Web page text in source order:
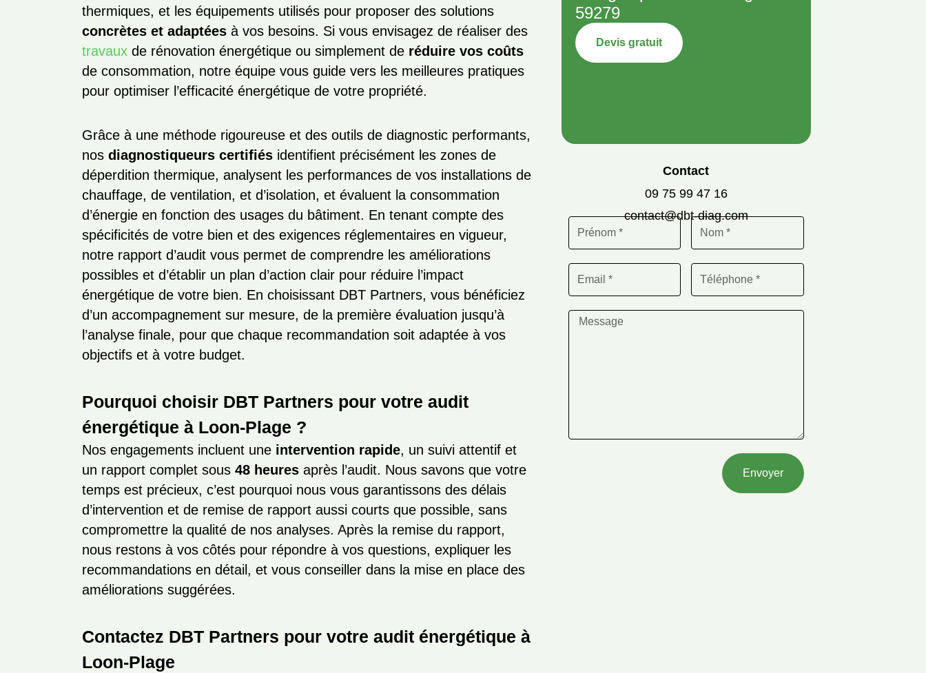
thermiques, et les équipements utilisés pour proposer des solutions
concrètes et adaptées à vos besoins. Si vous envisagez de réaliser des
travaux de rénovation énergétique ou simplement de réduire vos coûts
de consommation, notre équipe vous guide vers les meilleures pratiques
pour optimiser l’efficacité énergétique de votre propriété.
Grâce à une méthode rigoureuse et des outils de diagnostic performants,
nosdiagnostiqueurs certifiés identifient précisément les zones de
déperdition thermique, analysent les performances de vos installations de
chauffage, de ventilation, et d’isolation, et évaluent la consommation
d’énergie en fonction des usages du bâtiment. En tenant compte des
spécificités de votre bien et des exigences réglementaires en vigueur,
notre rapport d’audit vous permet de comprendre les améliorations
possibles et d’établir un plan d’action clair pour réduire l’impact
énergétique de votre bien. En choisissant DBT Partners, vous bénéficiez
d’un accompagnement sur mesure, de la première évaluation jusqu’à
l’analyse finale, pour que chaque recommandation soit adaptée à vos
objectifs et à votre budget.
Pourquoi choisir DBT Partners pour votre audit
énergétique à Loon-Plage ?
Nos engagements incluent une intervention rapide, un suivi attentif et
un rapport complet sous48 heures après l’audit. Nous savons que votre
temps est précieux, c’est pourquoi nous vous garantissons des délais
d’intervention et de remise de rapport aussi courts que possible, sans
compromettre la qualité de nos analyses. Après la remise du rapport,
nous restons à vos côtés pour répondre à vos questions, expliquer les
recommandations en détail, et vous conseiller dans la mise en place des
améliorations suggérées.
Contactez DBT Partners pour votre audit énergétique à
Loon-Plage
59279
Devis gratuit
Contact
09 75 99 47 16
contact@dbt-diag.com
Envoyer